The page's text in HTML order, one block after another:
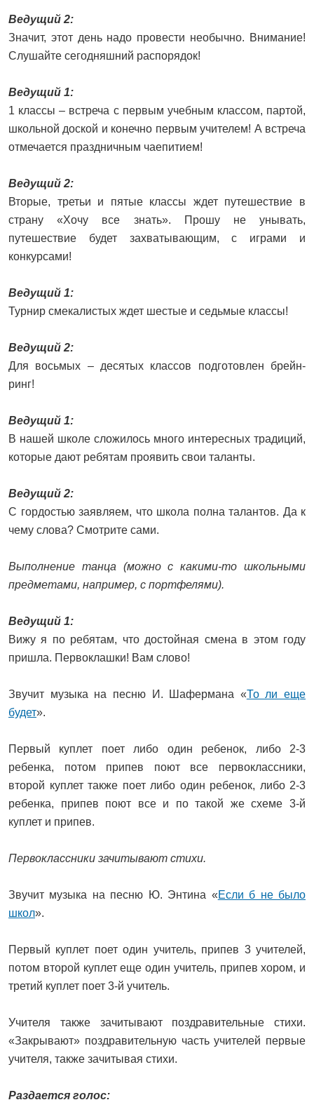
Ведущий 2:
Значит, этот день надо провести необычно. Внимание!
Слушайте сегодняшний распорядок!
Ведущий 1:
1 классы – встреча с первым учебным классом, партой,
школьной доской и конечно первым учителем! А встреча
отмечается праздничным чаепитием!
Ведущий 2:
Вторые, третьи и пятые классы ждет путешествие в
страну «Хочу все знать». Прошу не унывать,
путешествие будет захватывающим, с играми и
конкурсами!
Ведущий 1:
Турнир смекалистых ждет шестые и седьмые классы!
Ведущий 2:
Для восьмых – десятых классов подготовлен брейн-
ринг!
Ведущий 1:
В нашей школе сложилось много интересных традиций,
которые дают ребятам проявить свои таланты.
Ведущий 2:
С гордостью заявляем, что школа полна талантов. Да к
чему слова? Смотрите сами.
Выполнение танца (можно с какими-то школьными
предметами, например, с портфелями).
Ведущий 1:
Вижу я по ребятам, что достойная смена в этом году
пришла. Первоклашки! Вам слово!
Звучит музыка на песню И. Шафермана «То ли еще
будет».
Первый куплет поет либо один ребенок, либо 2-3
ребенка, потом припев поют все первоклассники,
второй куплет также поет либо один ребенок, либо 2-3
ребенка, припев поют все и по такой же схеме 3-й
куплет и припев.
Первоклассники зачитывают стихи.
Звучит музыка на песню Ю. Энтина «Если б не было
школ».
Первый куплет поет один учитель, припев 3 учителей,
потом второй куплет еще один учитель, припев хором, и
третий куплет поет 3-й учитель.
Учителя также зачитывают поздравительные стихи.
«Закрывают» поздравительную часть учителей первые
учителя, также зачитывая стихи.
Раздается голос: